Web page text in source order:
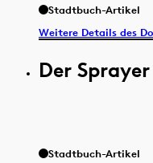
Stadtbuch-Artikel
Weitere Details des
Der
Stadtbuch-Artikel